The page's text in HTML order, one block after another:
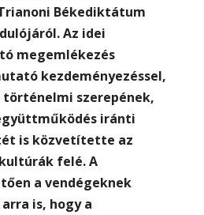
Békediktátum
Az idei
megemlékezés
kezdeményezéssel,
szerepének,
iránti
is közvetítette az
felé. A
a vendégeknek
is, hogy a